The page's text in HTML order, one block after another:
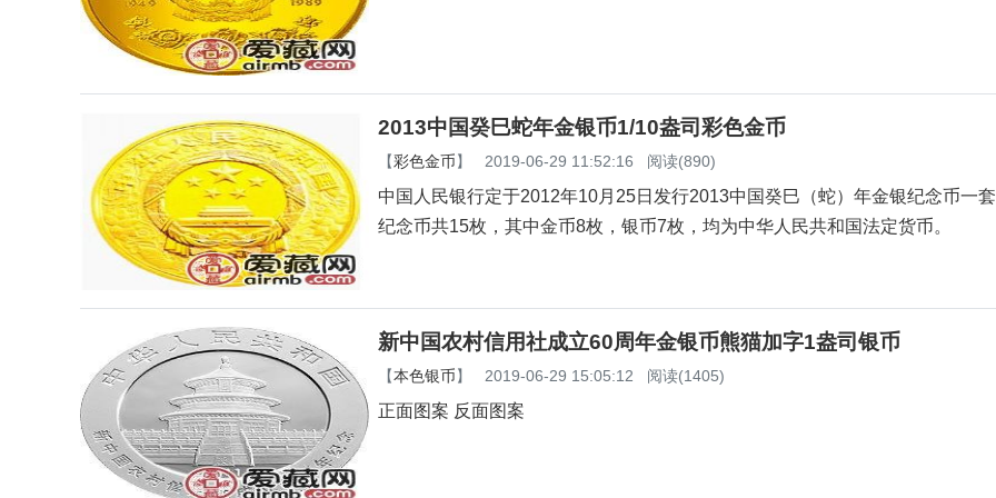
2013中国癸巳蛇年金银币1/10盎司彩色金币
【彩色金币】 2019-06-29 11:52:16 阅读(890)
中国人民银行定于2012年10月25日发行2013中国癸巳（蛇）年金银纪念币一
纪念币共15枚，其中金币8枚，银币7枚，均为中华人民共和国法定货币。
新中国农村信用社成立60周年金银币熊猫加字1盎司银币
【本色银币】 2019-06-29 15:05:12 阅读(1405)
正面图案 反面图案